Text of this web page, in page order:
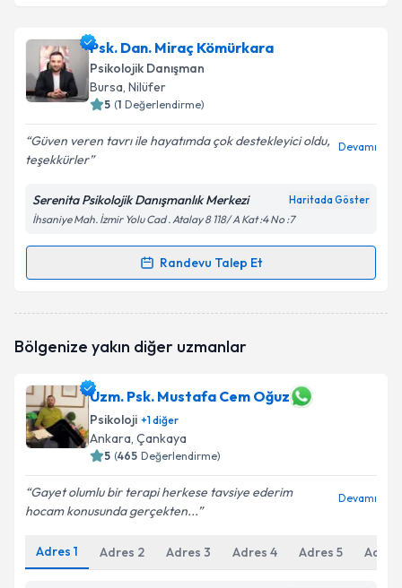
Psk. Dan. Miraç Kömürkara
Psikolojik Danışman
Bursa, Nilüfer
5 (1 Değerlendirme)
Güven veren tavrı ile hayatımda çok destekleyici oldu,
teşekkürler
Devamı
Serenita Psikolojik Danışmanlık Merkezi Haritada Göster
İhsaniye Mah. İzmir Yolu Cad . Atalay 8 118/ A Kat :4 No :7
Randevu Talep Et
Randevu Takvimi Talebi
talebi oluşturun. Size bu uzmandan randevu almanız
bilgilendireceğiz.
E-posta Adresiniz
Kişisel verilerimin işlenmesine ilişkin
kapsamda işlenmesini kabul ediyorum.
Bölgenize yakın diğer uzmanlar
Uzm. Psk. Mustafa Cem Oğuz
Psikoloji +1diğer
Ankara, Çankaya
5 (465 Değerlendirme)
Gayet olumlu bir terapi herkese tavsiye ederim
hocam konusunda gerçekten...
Devamı
Adres 1 Adres 2 Adres 3 Adres 4 Adres 5 Adres